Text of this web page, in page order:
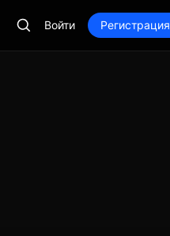
Войти Регистрация